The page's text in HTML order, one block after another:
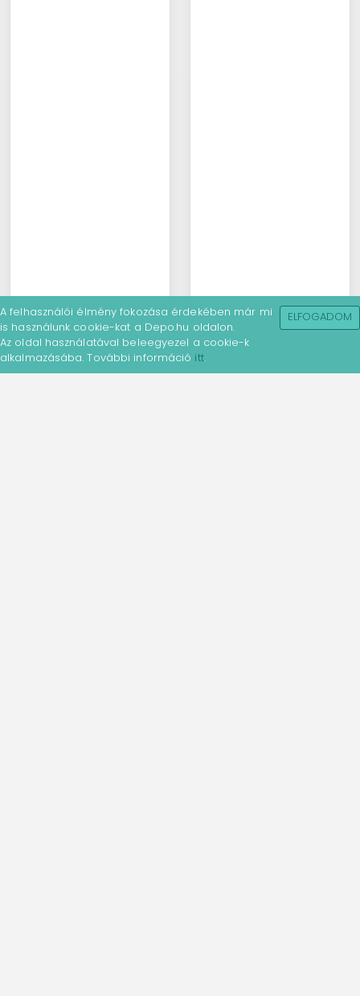
A felhasználói élmény fokozása érdekében már mi
is használunk cookie-kat a Depo.hu oldalon.
Az oldal használatával beleegyezel a cookie-k
alkalmazásába. További információ itt.
ELFOGADOM